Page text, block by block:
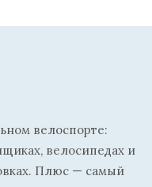
велоспорте:
велосипедах и
Плюс — самый